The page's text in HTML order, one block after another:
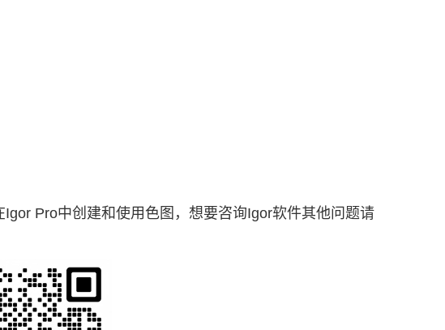
Pro中创建和使用色图，想要咨询Igor软件其他问题请